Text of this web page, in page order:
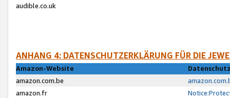
audible.co.uk
ANHANG 4: DATENSCHUTZERKLÄRUNG FÜR DIE
Amazon-Website
amazon.com.be
amazon.fr